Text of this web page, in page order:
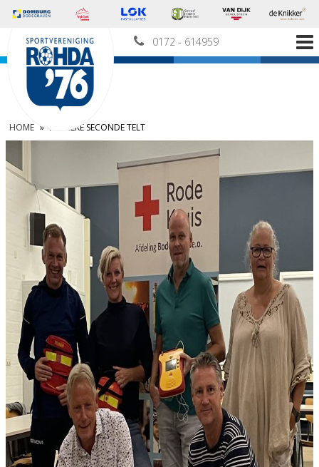
0172 - 614959
HOME » ALS ELKE SECONDE TELT